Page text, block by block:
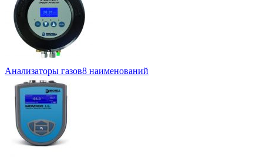
Анализаторы газов8 наименований